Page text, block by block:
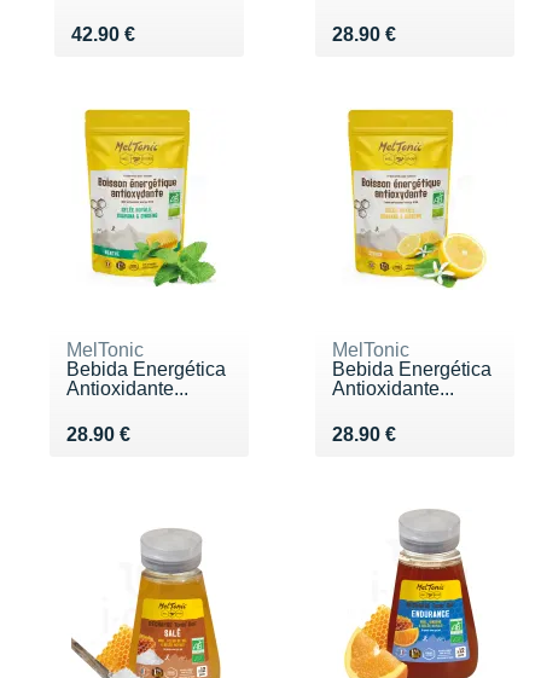
42.90 €
Vendu 42.90 € 28.90 €
Vendu 28.90 €
MelTonic
Bebida Energética
Antioxidante...
28.90 €
Vendu 28.90 €
MelTonic
Bebida Energética
Antioxidante...
28.90 €
Vendu 28.90 €